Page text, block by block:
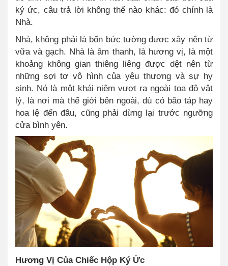
ký ức, câu trả lời không thể nào khác: đó chính là
Nhà.
Nhà, không phải là bốn bức tường được xây nên từ
vữa và gạch. Nhà là âm thanh, là hương vị, là một
khoảng không gian thiêng liêng được dệt nên từ
những sợi tơ vô hình của yêu thương và sự hy
sinh. Nó là một khái niệm vượt ra ngoài tọa độ vật
lý, là nơi mà thế giới bên ngoài, dù có bão táp hay
hoa lệ đến đâu, cũng phải dừng lại trước ngưỡng
cửa bình yên.
Hương Vị Của Chiếc Hộp Ký Ức